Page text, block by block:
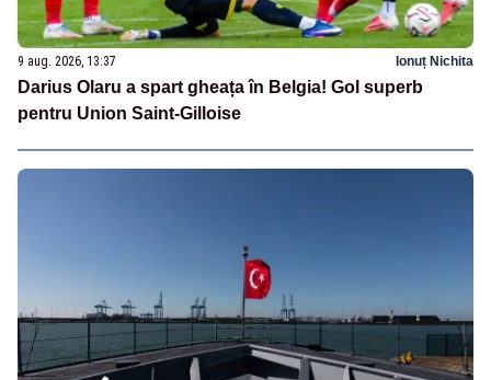
9 aug. 2026, 13:37 Ionuț Nichita
Darius Olaru a spart gheața în Belgia! Gol superb
pentru Union Saint-Gilloise